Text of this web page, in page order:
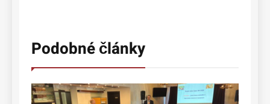
Podobné články